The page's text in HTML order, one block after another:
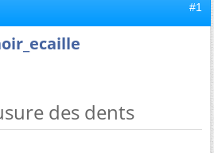
#1
des dents